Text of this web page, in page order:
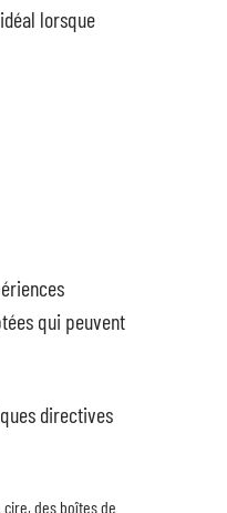
lorsque
qui peuvent
directives
des boîtes de